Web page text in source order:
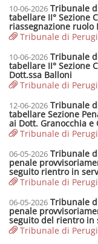
10-06-2026 Tribunale
tabellare II° Sezione
riassegnazione ruolo
Tribunale di
10-06-2026 Tribunale
tabellare II° Sezione
Dott.ssa Balloni
Tribunale di
12-06-2026 Tribunale
tabellare Sezione
ai Dott. Granocchia e
Tribunale di
06-05-2026 Tribunale
penale
seguito rientro in
Tribunale di
06-05-2026 Tribunale
penale
seguito del rientro in
Tribunale di